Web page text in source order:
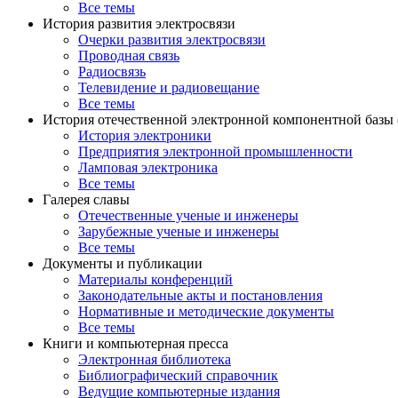
Все темы
История развития электросвязи
Очерки развития электросвязи
Проводная связь
Радиосвязь
Телевидение и радиовещание
Все темы
История отечественной электронной компонентной
История электроники
Предприятия электронной промышленности
Ламповая электроника
Все темы
Галерея славы
Отечественные ученые и инженеры
Зарубежные ученые и инженеры
Все темы
Документы и публикации
Материалы конференций
Законодательные акты и постановления
Нормативные и методические документы
Все темы
Книги и компьютерная пресса
Электронная библиотека
Библиографический справочник
Ведущие компьютерные издания